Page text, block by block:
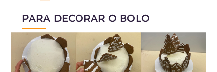
PARA DECORAR O BOLO